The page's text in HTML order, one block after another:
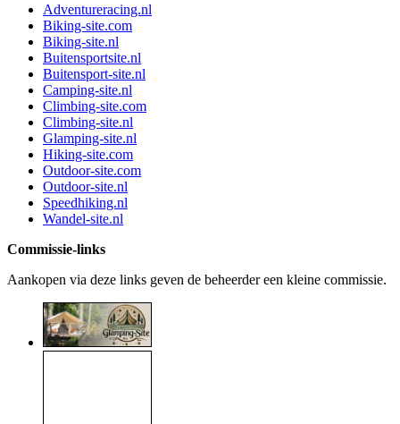
Adventureracing.nl
Biking-site.com
Biking-site.nl
Buitensportsite.nl
Buitensport-site.nl
Camping-site.nl
Climbing-site.com
Climbing-site.nl
Glamping-site.nl
Hiking-site.com
Outdoor-site.com
Outdoor-site.nl
Speedhiking.nl
Wandel-site.nl
Commissie-links
Aankopen via deze links geven de beheerder een kleine commissie.